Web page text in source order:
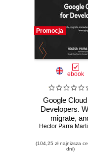
Promocja
ebook
Google
Developers.
migrate,
extend your
Google
(104,25 zł najniższa
dni)